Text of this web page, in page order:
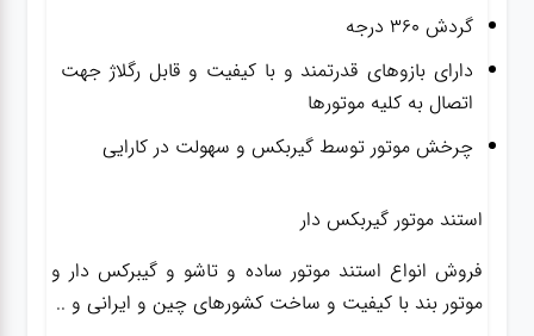
گردش ۳۶۰ درجه
دارای بازوهای قدرتمند و با کیفیت و قابل رگلاژ جهت
اتصال به کلیه موتورها
چرخش موتور توسط گیربکس و سهولت در کارایی
استند موتور گیربکس دار
فروش انواع استند موتور ساده و تاشو و گیبرکس دار و
موتور بند با کیفیت و ساخت کشورهای چین و ایرانی و ..